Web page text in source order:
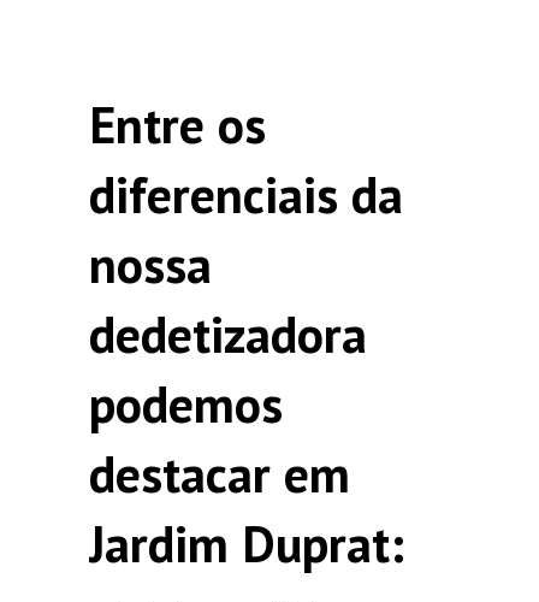
Entre os
diferenciais da
nossa
dedetizadora
podemos
destacar em
Jardim Duprat: